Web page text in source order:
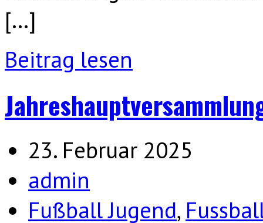
[…]
Beitrag lesen
23. Februar 2025
admin
Fußball Jugend,